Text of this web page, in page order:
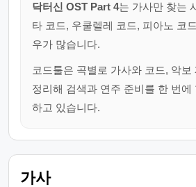
닥터신 OST Part 4는 가사만 찾는
타 코드, 우쿨렐레 코드, 피아노 코
우가 많습니다.
코드툴은 곡별로 가사와 코드, 악보
정리해 검색과 연주 준비를 한 번에
하고 있습니다.
가사